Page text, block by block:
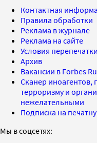
Контактная
Правила обработки
Реклама в журнале
Реклама на сайте
Условия перепечатки
Архив
Вакансии в Forbes
Сканер иноагентов,
терроризму и
нежелательными
Подписка на
Мы в соцсетях: